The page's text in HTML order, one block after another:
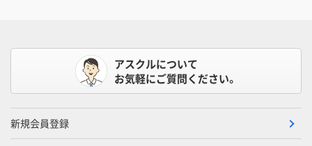
アスクルについて
お気軽にご質問ください。
新規会員登録